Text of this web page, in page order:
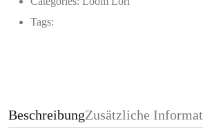
Tags:
BeschreibungZusätzliche